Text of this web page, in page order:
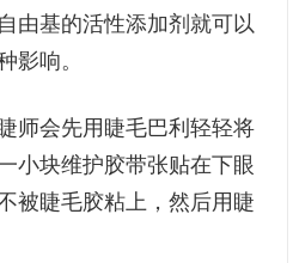
由基的活性添加剂就可以
影响。
师会先用睫毛巴利轻轻将
小块维护胶带张贴在下眼
被睫毛胶粘上，然后用睫